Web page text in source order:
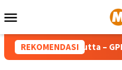
ke
Mobile
REKOMENDASI
Teresa Calcutta – GPI